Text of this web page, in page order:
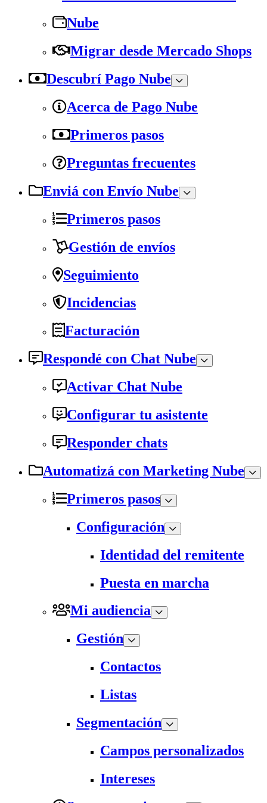
Nube
Migrar desde Mercado Shops
Descubrí Pago Nube
Acerca de Pago Nube
Primeros pasos
Preguntas frecuentes
Enviá con Envío Nube
Primeros pasos
Gestión de envíos
Seguimiento
Incidencias
Facturación
Respondé con Chat Nube
Activar Chat Nube
Configurar tu asistente
Responder chats
Automatizá con Marketing Nube
Primeros pasos
Configuración
Identidad del remitente
Puesta en marcha
Mi audiencia
Gestión
Contactos
Listas
Segmentación
Campos personalizados
Intereses